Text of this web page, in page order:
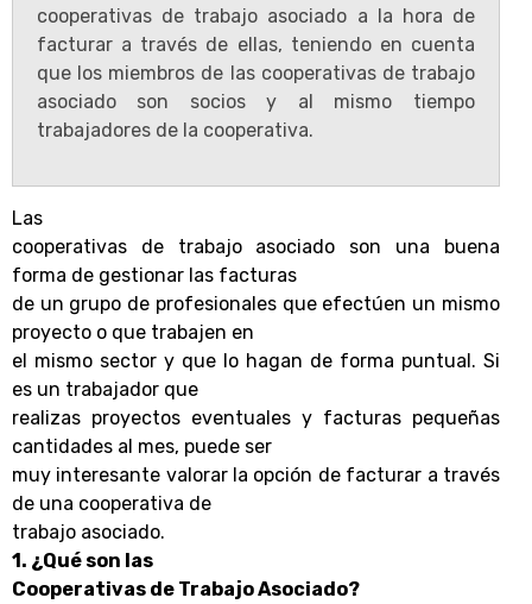
cooperativas de trabajo asociado a la hora de
facturar a través de ellas, teniendo en cuenta
que los miembros de las cooperativas de trabajo
asociado son socios y al mismo tiempo
trabajadores de la cooperativa.
Las
cooperativas de trabajo asociado son una buena
forma de gestionar las facturas
de un grupo de profesionales que efectúen un mismo
proyecto o que trabajen en
el mismo sector y que lo hagan de forma puntual. Si
es un trabajador que
realizas proyectos eventuales y facturas pequeñas
cantidades al mes, puede ser
muy interesante valorar la opción de facturar a través
de una cooperativa de
trabajo asociado.
1. ¿Qué son las
Cooperativas de Trabajo Asociado?